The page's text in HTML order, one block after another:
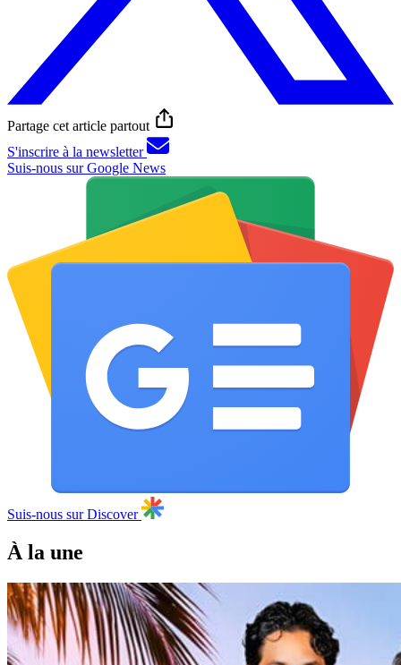
Partage cet article partout
S'inscrire à la newsletter
Suis-nous sur Google News
Suis-nous sur Discover
À la une